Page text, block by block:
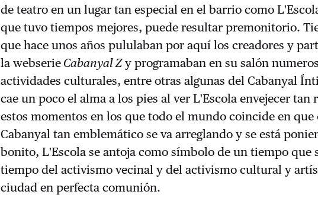
de teatro en un lugar tan especial en el barrio como
que tuvo tiempos mejores, puede resultar premonitorio.
que hace unos años pululaban por aquí los creadores y
la webserie Cabanyal Zy programaban en su salón
actividades culturales, entre otras algunas del Cabanyal
cae un poco el alma a los pies al ver L'Escola envejecer tan
estos momentos en los que todo el mundo coincide en que
Cabanyal tan emblemático se va arreglando y se está
bonito, L'Escola se antoja como símbolo de un tiempo que
tiempo del activismo vecinal y del activismo cultural y
ciudad en perfecta comunión.